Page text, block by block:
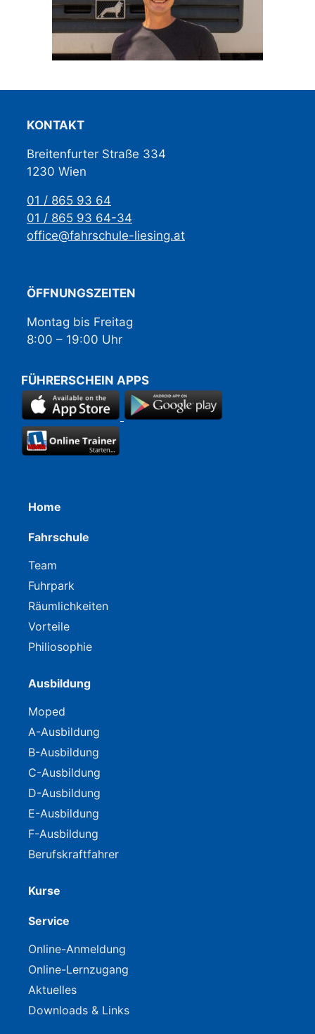
KONTAKT
Breitenfurter Straße 334
1230 Wien
01 / 865 93 64
01 / 865 93 64-34
office@fahrschule-liesing.at
ÖFFNUNGSZEITEN
Montag bis Freitag
8:00 – 19:00 Uhr
FÜHRERSCHEIN APPS
Home
Fahrschule
Team
Fuhrpark
Räumlichkeiten
Vorteile
Philiosophie
Ausbildung
Moped
A-Ausbildung
B-Ausbildung
C-Ausbildung
D-Ausbildung
E-Ausbildung
F-Ausbildung
Berufskraftfahrer
Kurse
Service
Online-Anmeldung
Online-Lernzugang
Aktuelles
Downloads & Links